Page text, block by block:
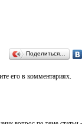
Поделиться…
его в комментариях.